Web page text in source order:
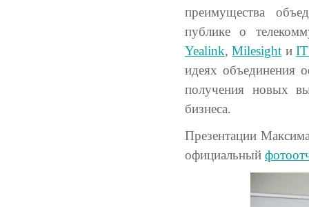
преимущества
публике о
Yealink,Milesight и
идеях объединения
получения новых
бизнеса.
Презентации
официальный